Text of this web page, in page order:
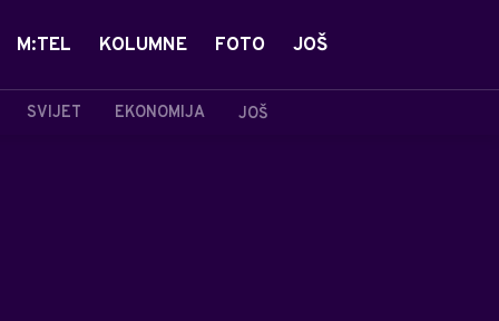
SVIJET EKONOMIJA JOŠ
M:TEL KOLUMNE FOTO JOŠ